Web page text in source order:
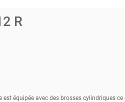
R
est équipée avec des brosses cylindriques